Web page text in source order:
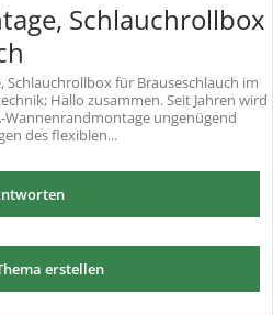
Schlauchrollbox
für Brauseschlauch im
Hallo zusammen. Seit Jahren wird
Wannenrandmontage ungenügend
des flexiblen...
erstellen